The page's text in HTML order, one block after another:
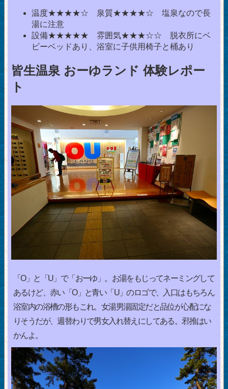
温度★★★★☆ 泉質★★★★☆ 塩泉なので長
湯に注意
設備★★★★★ 雰囲気★★★☆☆ 脱衣所にベ
ビーベッドあり、浴室に子供用椅子と桶あり
皆生温泉 おーゆランド 体験レポー
ト
「O」と「U」で「おーゆ」。お湯をもじってネーミングして
あるけど、赤い「O」と青い「U」のロゴで、入口はもちろん
浴室内の浴槽の形もこれ。女湯男湯固定だと品位が心配にな
りそうだが、週替わりで男女入れ替えにしてある。邪推はい
かんよ。